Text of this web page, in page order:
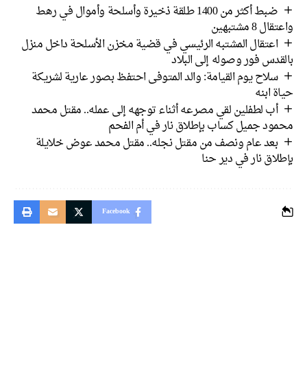
ضبط أكثر من 1400 طلقة ذخيرة وأسلحة وأموال في رهط
مشتبهين
اعتقال المشتبه الرئيسي في قضية مخزن الأسلحة داخل منزل
فور وصوله إلى البلاد
سلاح يوم القيامة: والد المتوفى احتفظ بصور عارية لشريكة
ابنه
أب لطفلين لقي مصرعه أثناء توجهه إلى عمله.. مقتل محمد
جميل كساب بإطلاق نار في أم الفحم
بعد عام ونصف من مقتل نجله.. مقتل محمد عوض خلايلة
نار في دير حنا
Facebook